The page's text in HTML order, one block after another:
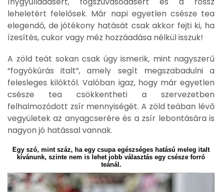
leheletért felelősek. Már napi egyetlen csésze tea
elegendő, de jótékony hatását csak akkor fejti ki, ha
ízesítés, cukor vagy méz hozzáadása nélkül isszuk!
A zöld teát sokan csak úgy ismerik, mint nagyszerű
“fogyókúrás italt”, amely segít megszabadulni a
felesleges kilóktól. Valóban igaz, hogy már egyetlen
csésze tea csökkentheti a szervezetben
felhalmozódott zsír mennyiségét. A zöld teában lévő
vegyületek az anyagcserére és a zsír lebontására is
nagyon jó hatással vannak.
Egy szó, mint száz, ha egy csupa egészséges hatású meleg italt
kívánunk, szinte nem is lehet jobb választás egy csésze forró
teánál.